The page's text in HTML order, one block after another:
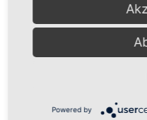
Management
Veranstaltungsort
Plauen,
Menschen mit
Powered by